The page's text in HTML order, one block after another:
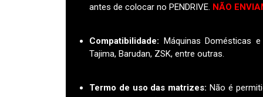
antes de colocar no PENDRIVE. NÃO
Compatibilidade: Máquinas Domésticas
Tajima, Barudan, ZSK, entre outras.
Termo de uso das matrizes: Não é